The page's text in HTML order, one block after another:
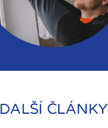
DALŠÍ ČLÁNKY